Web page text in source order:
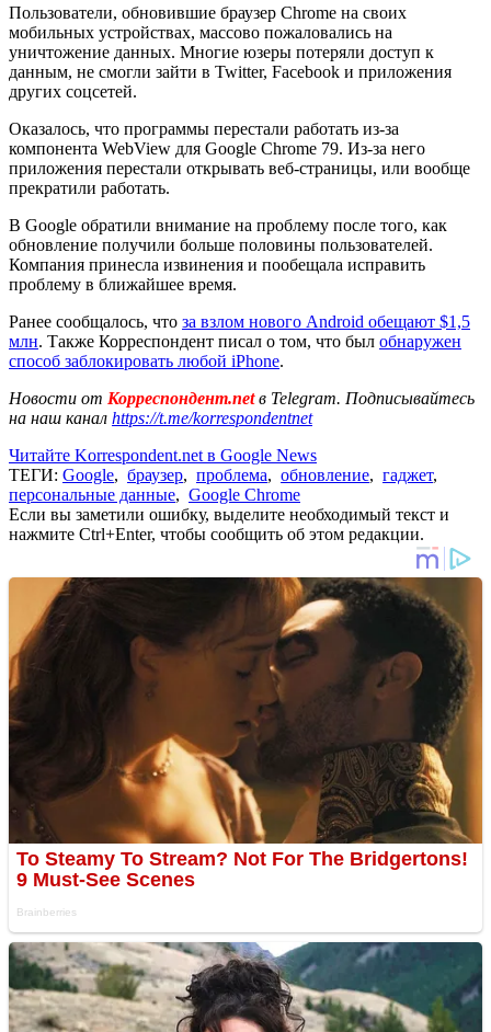
Пользователи, обновившие браузер Chrome на своих
мобильных устройствах, массово пожаловались на
уничтожение данных. Многие юзеры потеряли доступ к
данным, не смогли зайти в Twitter, Facebook и приложения
других соцсетей.
Оказалось, что программы перестали работать из-за
компонента WebView для Google Chrome 79. Из-за него
приложения перестали открывать веб-страницы, или вообще
прекратили работать.
В Google обратили внимание на проблему после того, как
обновление получили больше половины пользователей.
Компания принесла извинения и пообещала исправить
проблему в ближайшее время.
Ранее сообщалось, что за взлом нового Android обещают $1,5
млн. Также Корреспондент писал о том, что был обнаружен
способ заблокировать любой iPhone.
Новости от Корреспондент.netв Telegram. Подписывайтесь
на наш канал https://t.me/korrespondentnet
Читайте Korrespondent.net в Google News
ТЕГИ: Google, браузер, проблема, обновление, гаджет,
персональные данные, Google Chrome
Если вы заметили ошибку, выделите необходимый текст и
нажмите Ctrl+Enter, чтобы сообщить об этом редакции.